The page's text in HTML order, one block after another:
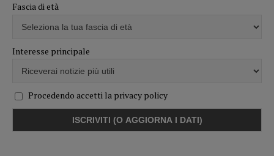
Fascia di età
Interesse principale
Procedendo accetti la privacy policy